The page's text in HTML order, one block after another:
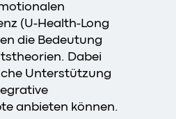
(U-Health-Long
die Bedeutung
Dabei
Unterstützung
anbieten können.